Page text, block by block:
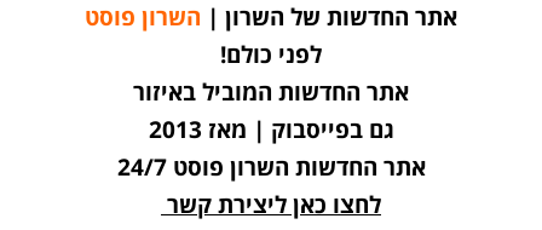
אתר החדשות של השרון | השרון פוסט
לפני כולם!
אתר החדשות המוביל באיזור
גם בפייסבוק | מאז 2013
אתר החדשות השרון פוסט 24/7
לחצו כאן ליצירת קשר